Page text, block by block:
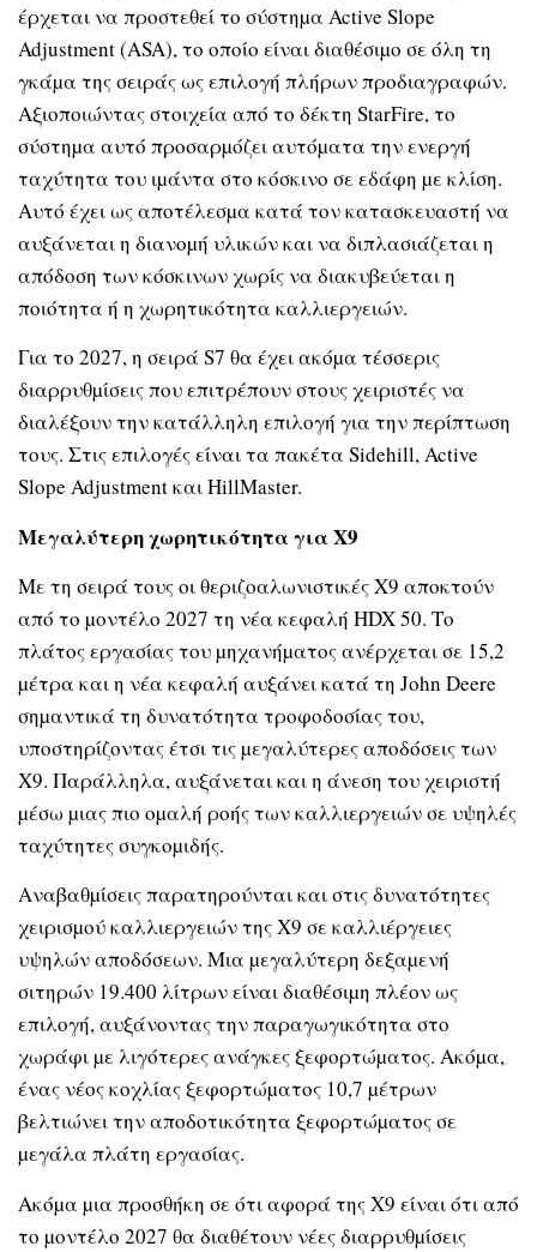
έρχεται να προστεθεί το σύστηµα Active Slope
Adjustment (ASA), το οποίο είναι διαθέσιµο σε όλη τη
γκάµα της σειράς ως επιλογή πλήρων προδιαγραφών.
Αξιοποιώντας στοιχεία από το δέκτη StarFire, το
σύστηµα αυτό προσαρµόζει αυτόµατα την ενεργή
ταχύτητα του ιµάντα στο κόσκινο σε εδάφη µε κλίση.
Αυτό έχει ως αποτέλεσµα κατά τον κατασκευαστή να
αυξάνεται η διανοµή υλικών και να διπλασιάζεται η
απόδοση των κόσκινων χωρίς να διακυβεύεται η
ποιότητα ή η χωρητικότητα καλλιεργειών.
Για το 2027, η σειρά S7 θα έχει ακόµα τέσσερις
διαρρυθµίσεις που επιτρέπουν στους χειριστές να
διαλέξουν την κατάλληλη επιλογή για την περίπτωση
τους. Στις επιλογές είναι τα πακέτα Sidehill, Active
Slope Adjustment και HillMaster.
Μεγαλύτερη χωρητικότητα για X9
Με τη σειρά τους οι θεριζοαλωνιστικές X9 αποκτούν
από το µοντέλο 2027 τη νέα κεφαλή HDX 50. Το
πλάτος εργασίας του µηχανήµατος ανέρχεται σε 15,2
µέτρα και η νέα κεφαλή αυξάνει κατά τη John Deere
σηµαντικά τη δυνατότητα τροφοδοσίας του,
υποστηρίζοντας έτσι τις µεγαλύτερες αποδόσεις των
X9. Παράλληλα, αυξάνεται και η άνεση του χειριστή
µέσω µιας πιο οµαλή ροής των καλλιεργειών σε υψηλές
ταχύτητες συγκοµιδής.
Αναβαθµίσεις παρατηρούνται και στις δυνατότητες
χειρισµού καλλιεργειών της X9 σε καλλιέργειες
υψηλών αποδόσεων. Μια µεγαλύτερη δεξαµενή
σιτηρών 19.400 λίτρων είναι διαθέσιµη πλέον ως
επιλογή, αυξάνοντας την παραγωγικότητα στο
χωράφι µε λιγότερες ανάγκες ξεφορτώµατος. Ακόµα,
ένας νέος κοχλίας ξεφορτώµατος 10,7 µέτρων
βελτιώνει την αποδοτικότητα ξεφορτώµατος σε
µεγάλα πλάτη εργασίας.
Ακόµα µια προσθήκη σε ότι αφορά της X9 είναι ότι από
το µοντέλο 2027 θα διαθέτουν νέες διαρρυθµίσεις